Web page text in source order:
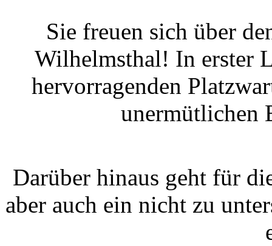
Sie freuen sich über
Wilhelmsthal! In erster
hervorragenden
unermütlichen
Darüber hinaus geht für
aber auch ein nicht zu